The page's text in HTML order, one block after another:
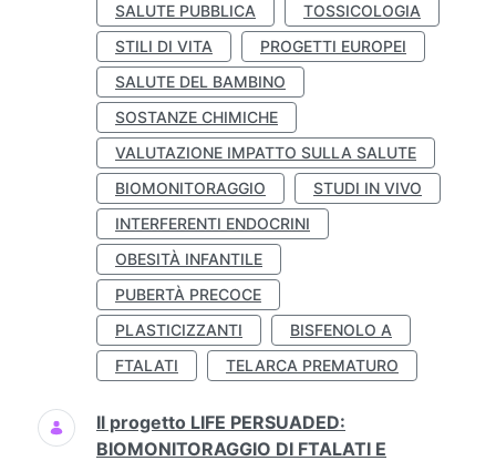
SALUTE PUBBLICA
TOSSICOLOGIA
STILI DI VITA
PROGETTI EUROPEI
SALUTE DEL BAMBINO
SOSTANZE CHIMICHE
VALUTAZIONE IMPATTO SULLA SALUTE
BIOMONITORAGGIO
STUDI IN VIVO
INTERFERENTI ENDOCRINI
OBESITÀ INFANTILE
PUBERTÀ PRECOCE
PLASTICIZZANTI
BISFENOLO A
FTALATI
TELARCA PREMATURO
Il progetto LIFE PERSUADED:
BIOMONITORAGGIO DI FTALATI E